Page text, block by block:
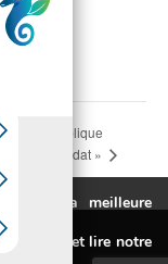
Map
Réunion Publique
Bilan Mi-Mandat »
la meilleure
et lire notre